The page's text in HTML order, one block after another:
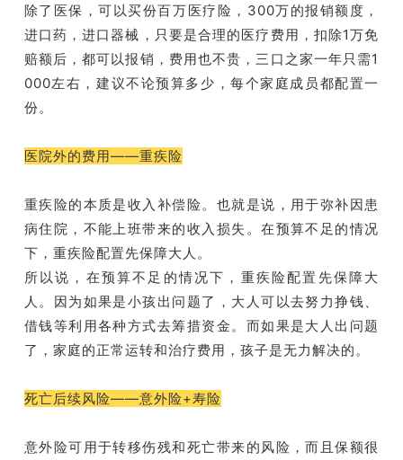
除了医保，可以买份百万医疗险，300万的报销额度，
进口药，进口器械，只要是合理的医疗费用，扣除1万免
赔额后，都可以报销，费用也不贵，三口之家一年只需1
000左右，建议不论预算多少，每个家庭成员都配置一
份。
医院外的费用——重疾险
重疾险的本质是收入补偿险。也就是说，用于弥补因患
病住院，不能上班带来的收入损失。在预算不足的情况
下，重疾险配置先保障大人。
所以说，在预算不足的情况下，重疾险配置先保障大
人。因为如果是小孩出问题了，大人可以去努力挣钱、
借钱等利用各种方式去筹措资金。而如果是大人出问题
了，家庭的正常运转和治疗费用，孩子是无力解决的。
死亡后续风险——意外险+寿险
意外险可用于转移伤残和死亡带来的风险，而且保额很